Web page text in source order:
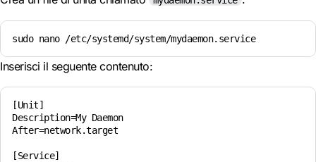
sudo nano /etc/systemd/system/mydaemon.service
Inserisci il seguente contenuto:
[Unit]
Description=My Daemon
After=network.target
[Service]